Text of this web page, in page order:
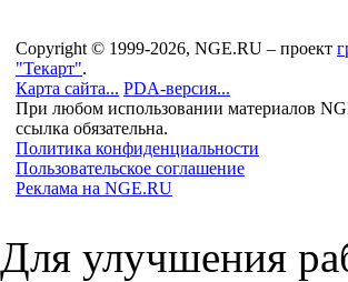
Copyright © 1999-2026, NGE.RU – проект
"Текарт".
Карта сайта... PDA-версия...
При любом использовании материалов
ссылка обязательна.
Политика конфиденциальности
Пользовательское соглашение
Реклама на NGE.RU
Для улучшения